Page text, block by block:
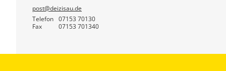
post@deizisau.de
Telefon
07153 70130
Fax 07153 701340